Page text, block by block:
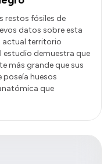
restos fósiles de
datos sobre esta
actual territorio
estudio demuestra que
más grande que sus
poseía huesos
que